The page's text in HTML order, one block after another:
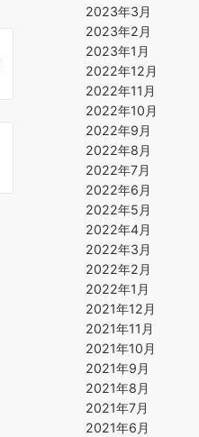
2023年3月
2023年2月
2023年1月
2022年12月
2022年11月
2022年10月
2022年9月
2022年8月
2022年7月
2022年6月
2022年5月
2022年4月
2022年3月
2022年2月
2022年1月
2021年12月
2021年11月
2021年10月
2021年9月
2021年8月
2021年7月
2021年6月